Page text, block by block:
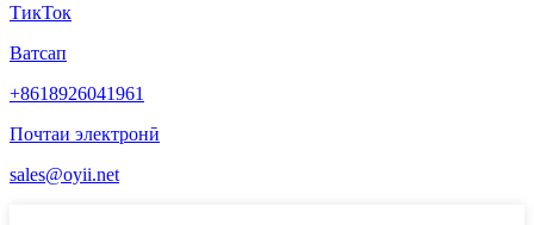
ТикТок
Ватсап
+8618926041961
Почтаи электронӣ
sales@oyii.net